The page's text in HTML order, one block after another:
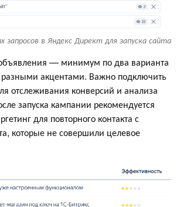
запросов в Яндекс Директ для запуска сайта
— минимум по два варианта
разными акцентами. Важно подключить
отслеживания конверсий и анализа
запуска кампании рекомендуется
для повторного контакта с
которые не совершили целевое